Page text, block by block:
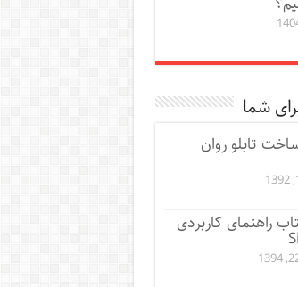
شما
تابلو روان
راهنمای کاربردی